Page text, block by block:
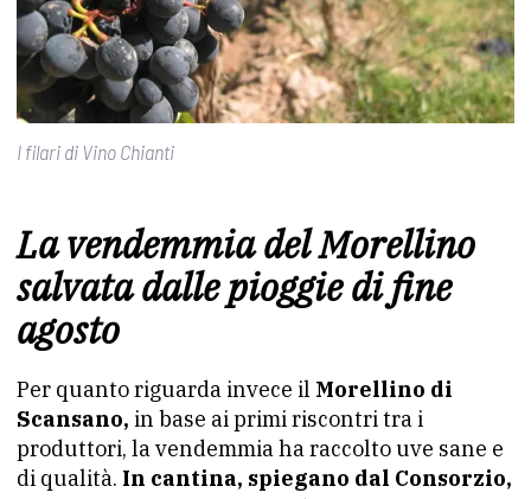
I filari di Vino Chianti
La vendemmia del Morellino
salvata dalle pioggie di fine
agosto
Per quanto riguarda invece il Morellino di
Scansano, in base ai primi riscontri tra i
produttori, la vendemmia ha raccolto uve sane e
di qualità. In cantina, spiegano dal Consorzio,